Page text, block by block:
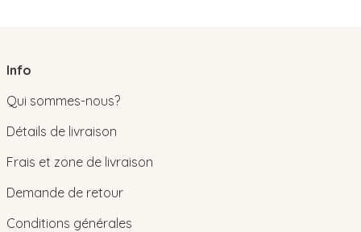
Info
Qui sommes-nous?
Détails de livraison
Frais et zone de livraison
Demande de retour
Conditions générales